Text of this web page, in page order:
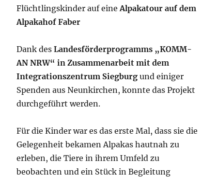
Flüchtlingskinder auf eineAlpakatour auf dem
Alpakahof Faber
Dank desLandesförderprogramms „KOMM-
AN NRW“ in Zusammenarbeit mit dem
Integrationszentrum Siegburg und einiger
Spenden aus Neunkirchen, konnte das Projekt
durchgeführt werden.
Für die Kinder war es das erste Mal, dass sie die
Gelegenheit bekamen Alpakas hautnah zu
erleben, die Tiere in ihrem Umfeld zu
beobachten und ein Stück in Begleitung